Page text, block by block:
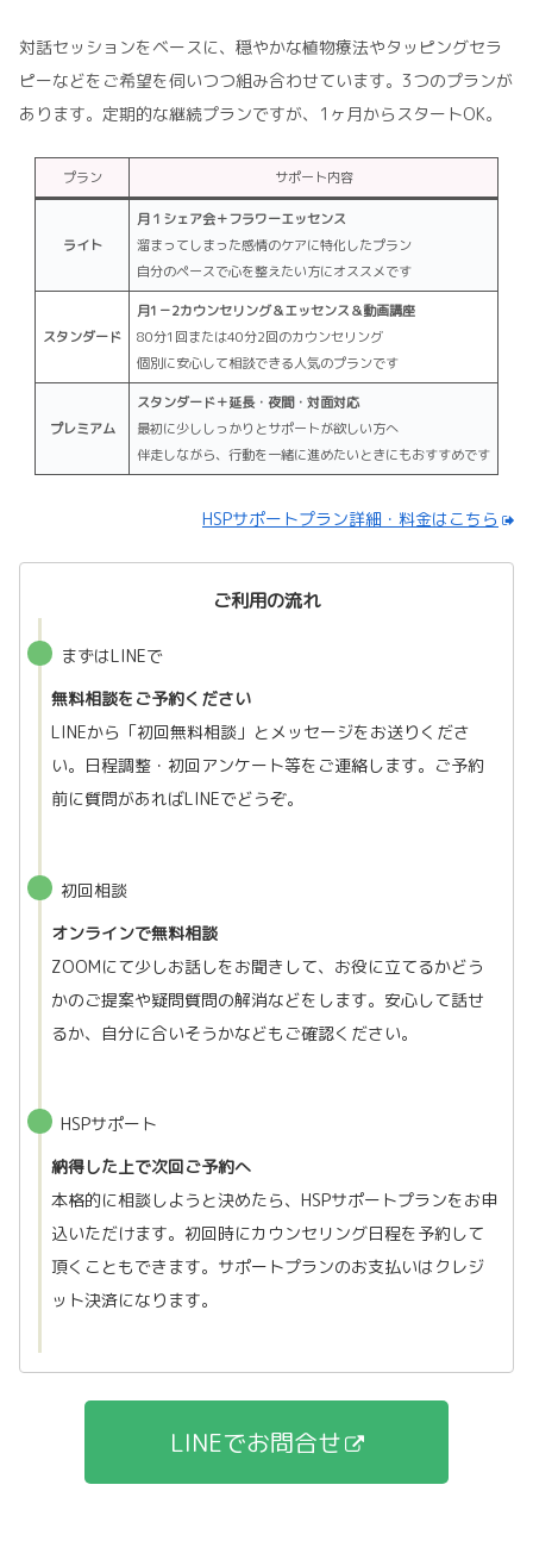
対話セッションをベースに、穏やかな植物療法やタッピングセラ
ピーなどをご希望を伺いつつ組み合わせています。3つのプランが
あります。定期的な継続プランですが、1ヶ月からスタートOK。
プラン サポート内容
ライト
月１シェア会＋フラワーエッセンス
溜まってしまった感情のケアに特化したプラン
自分のペースで心を整えたい方にオススメです
スタンダード
月1－2カウンセリング＆エッセンス＆動画講座
80分1回または40分2回のカウンセリング
個別に安心して相談できる人気のプランです
プレミアム
スタンダード＋延長・夜間・対面対応
最初に少ししっかりとサポートが欲しい方へ
伴走しながら、行動を一緒に進めたいときにもおすすめです
HSPサポートプラン詳細・料金はこちら
ご利用の流れ
まずはLINEで
無料相談をご予約ください
LINEから「初回無料相談」とメッセージをお送りくださ
い。日程調整・初回アンケート等をご連絡します。ご予約
前に質問があればLINEでどうぞ。
初回相談
オンラインで無料相談
ZOOMにて少しお話しをお聞きして、お役に立てるかどう
かのご提案や疑問質問の解消などをします。安心して話せ
るか、自分に合いそうかなどもご確認ください。
HSPサポート
納得した上で次回ご予約へ
本格的に相談しようと決めたら、HSPサポートプランをお申
込いただけます。初回時にカウンセリング日程を予約して
頂くこともできます。サポートプランのお支払いはクレジ
ット決済になります。
LINEでお問合せ